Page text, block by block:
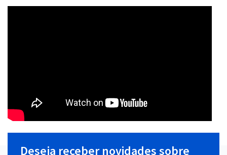
Deseja receber novidades sobre